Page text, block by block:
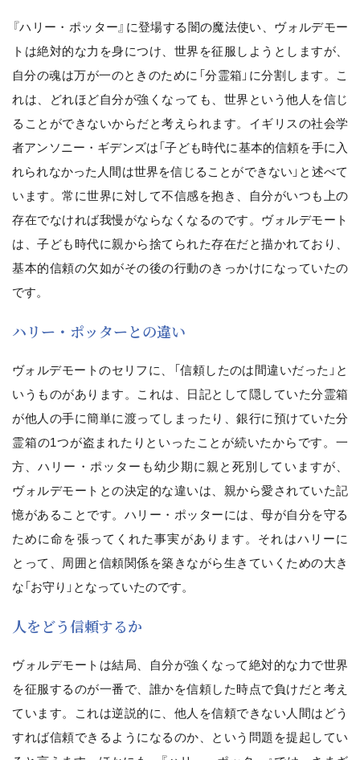
『ハリー・ポッター』に登場する闇の魔法使い、ヴォルデモー
トは絶対的な力を身につけ、世界を征服しようとしますが、
自分の魂は万が一のときのために「分霊箱」に分割します。こ
れは、どれほど自分が強くなっても、世界という他人を信じ
ることができないからだと考えられます。イギリスの社会学
者アンソニー・ギデンズは「子ども時代に基本的信頼を手に入
れられなかった人間は世界を信じることができない」と述べて
います。常に世界に対して不信感を抱き、自分がいつも上の
存在でなければ我慢がならなくなるのです。ヴォルデモート
は、子ども時代に親から捨てられた存在だと描かれており、
基本的信頼の欠如がその後の行動のきっかけになっていたの
です。
ハリー・ポッターとの違い
ヴォルデモートのセリフに、「信頼したのは間違いだった」と
いうものがあります。これは、日記として隠していた分霊箱
が他人の手に簡単に渡ってしまったり、銀行に預けていた分
霊箱の1つが盗まれたりといったことが続いたからです。一
方、ハリー・ポッターも幼少期に親と死別していますが、
ヴォルデモートとの決定的な違いは、親から愛されていた記
憶があることです。ハリー・ポッターには、母が自分を守る
ために命を張ってくれた事実があります。それはハリーに
とって、周囲と信頼関係を築きながら生きていくための大き
な「お守り」となっていたのです。
人をどう信頼するか
ヴォルデモートは結局、自分が強くなって絶対的な力で世界
を征服するのが一番で、誰かを信頼した時点で負けだと考え
ています。これは逆説的に、他人を信頼できない人間はどう
すれば信頼できるようになるのか、という問題を提起してい